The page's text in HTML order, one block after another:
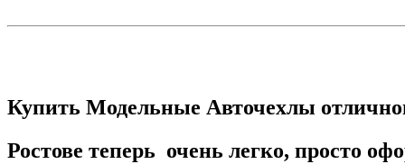
Купить Модельные Авточехлы
Ростове теперь очень легко, просто